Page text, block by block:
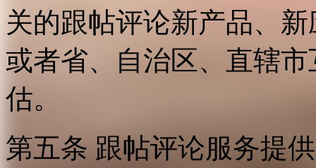
关的跟帖评论新产品、
或者省、自治区、直辖
估。
第五条 跟帖评论服务提